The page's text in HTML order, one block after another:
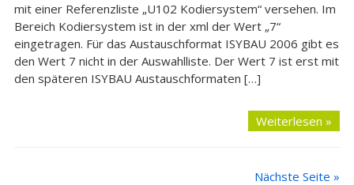
mit einer Referenzliste „U102 Kodiersystem“ versehen. Im
Bereich Kodiersystem ist in der xml der Wert „7“
eingetragen. Für das Austauschformat ISYBAU 2006 gibt es
den Wert 7 nicht in der Auswahlliste. Der Wert 7 ist erst mit
den späteren ISYBAU Austauschformaten […]
Weiterlesen »
Nächste Seite »